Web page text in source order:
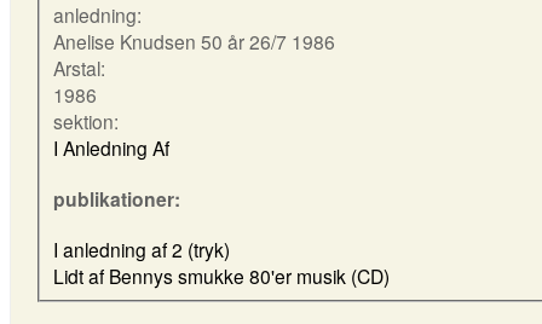
anledning:
Anelise Knudsen 50 år 26/7 1986
Arstal:
1986
sektion:
I Anledning Af
publikationer:
I anledning af 2 (tryk)
Lidt af Bennys smukke 80'er musik (CD)